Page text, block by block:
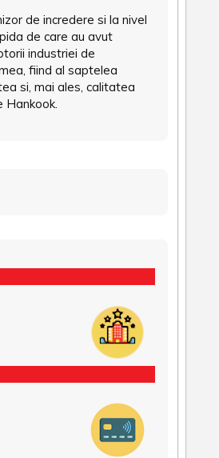
de incredere si la nivel
de care au avut
industriei de
fiind al saptelea
si, mai ales, calitatea
Hankook.